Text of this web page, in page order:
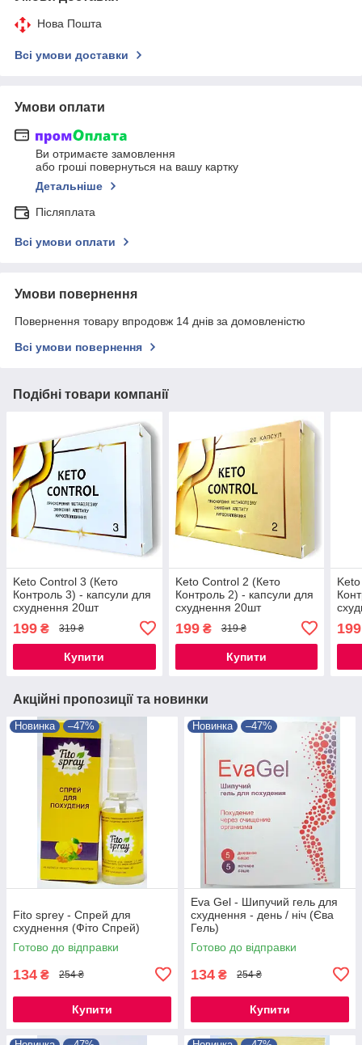
Нова Пошта
Всі умови доставки
Умови оплати
Ви отримаєте замовлення
або гроші повернуться на вашу картку
Детальніше
Післяплата
Всі умови оплати
Умови повернення
Повернення товару впродовж 14 днів за домовленістю
Всі умови повернення
Подібні товари компанії
Keto Control 3 (Кето
Контроль 3) - капсули для
схуднення 20шт
199 ₴ 319 ₴
Купити
Keto Control 2 (Кето
Контроль 2) - капсули для
схуднення 20шт
199₴ 319 ₴
Купити
199
Акційні пропозиції та новинки
Новинка –47%
Fito sprey - Спрей для
схуднення (Фіто Спрей)
Готово до відправки
134 ₴ 254 ₴
Купити
Новинка –47%
Eva Gel - Шипучий гель для
схуднення - день / ніч (Єва
Гель)
Готово до відправки
134 ₴ 254 ₴
Купити